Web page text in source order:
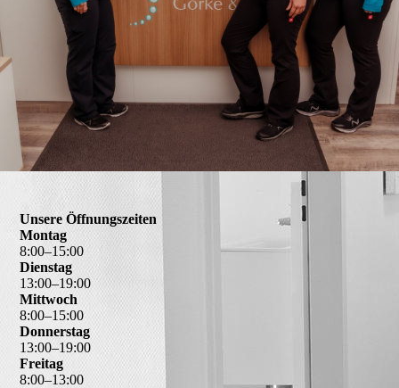
Unsere Öffnungszeiten
Montag
8:00–15:00
Dienstag
13:00–19:00
Mittwoch
8:00–15:00
Donnerstag
13:00–19:00
Freitag
8:00–13:00